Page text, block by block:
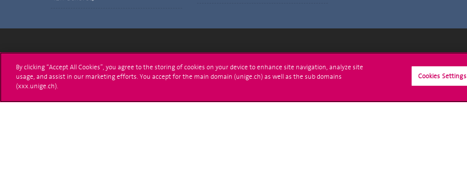
Université de Genève
24 rue du Général-Dufour
T. +41 (0)22 379 71 11
Immatriculations
Démarches administratives Médias
By clicking “Accept All Cookies”, you agree to the storing of cookies on your device to enhance site navigation, analyze site
usage, and assist in our marketing efforts. You accept for the main domain (unige.ch) as well as the sub domains
(xxx.unige.ch).
Cookies Settings